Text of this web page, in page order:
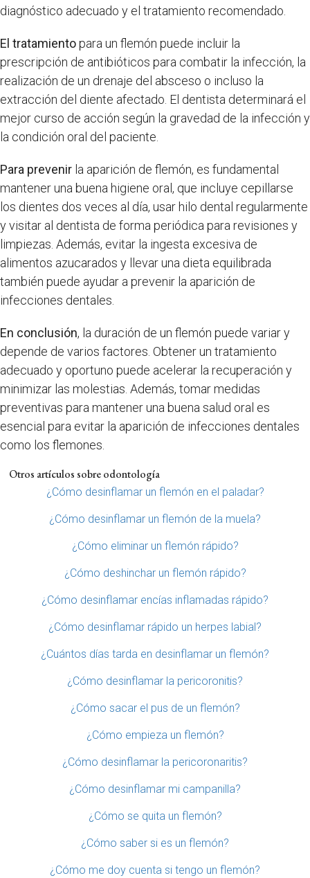
diagnóstico adecuado y el tratamiento recomendado.
El tratamientopara un flemón puede incluir la
prescripción de antibióticos para combatir la infección, la
realización de un drenaje del absceso o incluso la
extracción del diente afectado. El dentista determinará el
mejor curso de acción según la gravedad de la infección y
la condición oral del paciente.
Para prevenir la aparición de flemón, es fundamental
mantener una buena higiene oral, que incluye cepillarse
los dientes dos veces al día, usar hilo dental regularmente
y visitar al dentista de forma periódica para revisiones y
limpiezas. Además, evitar la ingesta excesiva de
alimentos azucarados y llevar una dieta equilibrada
también puede ayudar a prevenir la aparición de
infecciones dentales.
En conclusión, la duración de un flemón puede variar y
depende de varios factores. Obtener un tratamiento
adecuado y oportuno puede acelerar la recuperación y
minimizar las molestias. Además, tomar medidas
preventivas para mantener una buena salud oral es
esencial para evitar la aparición de infecciones dentales
como los flemones.
Otros artículos sobre odontología
¿Cómo desinflamar un flemón en el paladar?
¿Cómo desinflamar un flemón de la muela?
¿Cómo eliminar un flemón rápido?
¿Cómo deshinchar un flemón rápido?
¿Cómo desinflamar encías inflamadas rápido?
¿Cómo desinflamar rápido un herpes labial?
¿Cuántos días tarda en desinflamar un flemón?
¿Cómo desinflamar la pericoronitis?
¿Cómo sacar el pus de un flemón?
¿Cómo empieza un flemón?
¿Cómo desinflamar la pericoronaritis?
¿Cómo desinflamar mi campanilla?
¿Cómo se quita un flemón?
¿Cómo saber si es un flemón?
¿Cómo me doy cuenta si tengo un flemón?